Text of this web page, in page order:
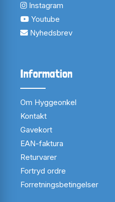
Instagram
Youtube
Nyhedsbrev
Information
Om Hyggeonkel
Kontakt
Gavekort
EAN-faktura
Returvarer
Fortryd ordre
Forretningsbetingelser